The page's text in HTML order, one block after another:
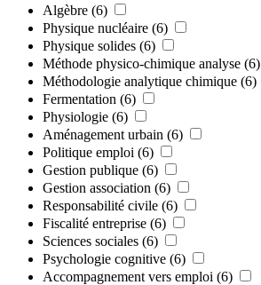
Algèbre (6)
Physique nucléaire (6)
Physique solides (6)
Méthode physico-chimique analyse (6)
Méthodologie analytique chimique (6)
Fermentation (6)
Physiologie (6)
Aménagement urbain (6)
Politique emploi (6)
Gestion publique (6)
Gestion association (6)
Responsabilité civile (6)
Fiscalité entreprise (6)
Sciences sociales (6)
Psychologie cognitive (6)
Accompagnement vers emploi (6)